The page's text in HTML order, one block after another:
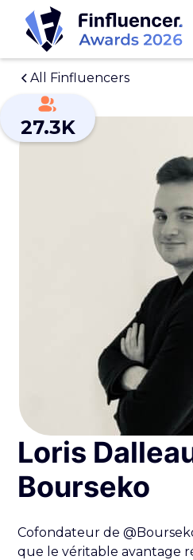
All Finfluencers
Loris
Bourseko
Cofondateur de
que le véritable avantage
27.3K